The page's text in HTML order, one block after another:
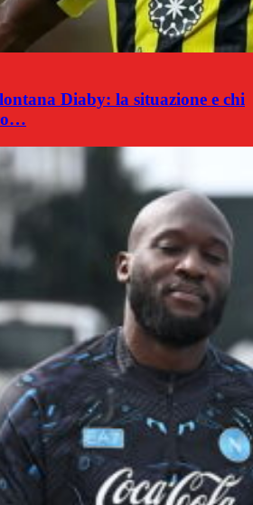
Diaby: la situazione e chi